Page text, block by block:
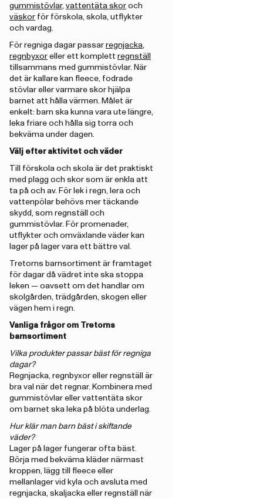
gummistövlar, vattentäta skor och
väskor för förskola, skola, utflykter
och vardag.
För regniga dagar passar regnjacka
regnbyxor eller ett komplett regnställ
tillsammans med gummistövlar. När
det är kallare kan fleece, fodrade
stövlar eller varmare skor hjälpa
barnet att hålla värmen. Målet är
enkelt: barn ska kunna vara ute längre,
leka friare och hålla sig torra och
bekväma under dagen.
Välj efter aktivitet och väder
Till förskola och skola är det praktiskt
med plagg och skor som är enkla att
ta på och av. För lek i regn, lera och
vattenpölar behövs mer täckande
skydd, som regnställ och
gummistövlar. För promenader,
utflykter och omväxlande väder kan
lager på lager vara ett bättre val.
Tretorns barnsortiment är framtaget
för dagar då vädret inte ska stoppa
leken — oavsett om det handlar om
skolgården, trädgården, skogen eller
vägen hem i regn.
Vanliga frågor om Tretorns
barnsortiment
Vilka produkter passar bäst för regniga
dagar?
Regnjacka, regnbyxor eller regnställ är
bra val när det regnar. Kombinera med
gummistövlar eller vattentäta skor
om barnet ska leka på blöta underlag.
Hur klär man barn bäst i skiftande
väder?
Lager på lager fungerar ofta bäst.
Börja med bekväma kläder närmast
kroppen, lägg till fleece eller
mellanlager vid kyla och avsluta med
regnjacka, skaljacka eller regnställ när